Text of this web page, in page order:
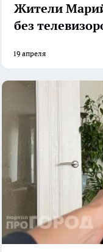
Жители
без
19 апреля